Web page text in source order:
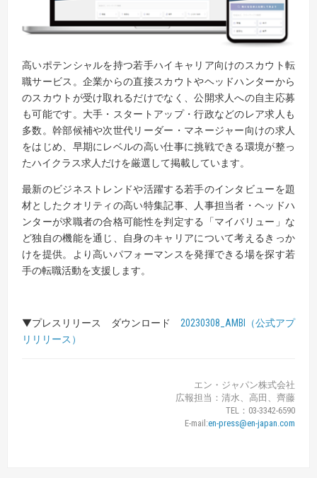
高いポテンシャルを持つ若手ハイキャリア向けのスカウト転
職サービス。企業からの直接スカウトやヘッドハンターから
のスカウトが受け取れるだけでなく、公開求人への自主応募
も可能です。大手・スタートアップ・行政などのレア求人も
多数。幹部候補や次世代リーダー・マネージャー向けの求人
をはじめ、早期にレベルの高い仕事に挑戦できる環境が整っ
たハイクラス求人だけを厳選して掲載しています。
最新のビジネストレンドや活躍する若手のインタビューを題
材としたクオリティの高い特集記事、人事担当者・ヘッドハ
ンターが求職者の合格可能性を判定する「マイバリュー」な
ど独自の機能を通じ、自身のキャリアについて考えるきっか
けを提供。より高いパフォーマンスを発揮できる場を探す若
手の転職活動を支援します。
▼プレスリリース ダウンロード 20230308_AMBI（公式アプ
リリリース）
エン・ジャパン株式会社
広報担当：清水、高田、齊藤
TEL：03-3342-6590
E-mail:en-press@en-japan.com